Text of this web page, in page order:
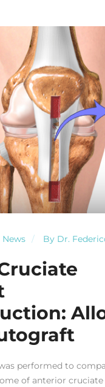
News By Dr.
performed to
of anterior